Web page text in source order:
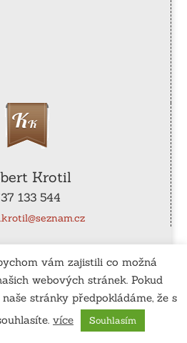
Krotil
133 544
www.tomassedlak.cz
vám zajistili co možná
webových stránek. Pokud
stránky předpokládáme, že s
více Souhlasím